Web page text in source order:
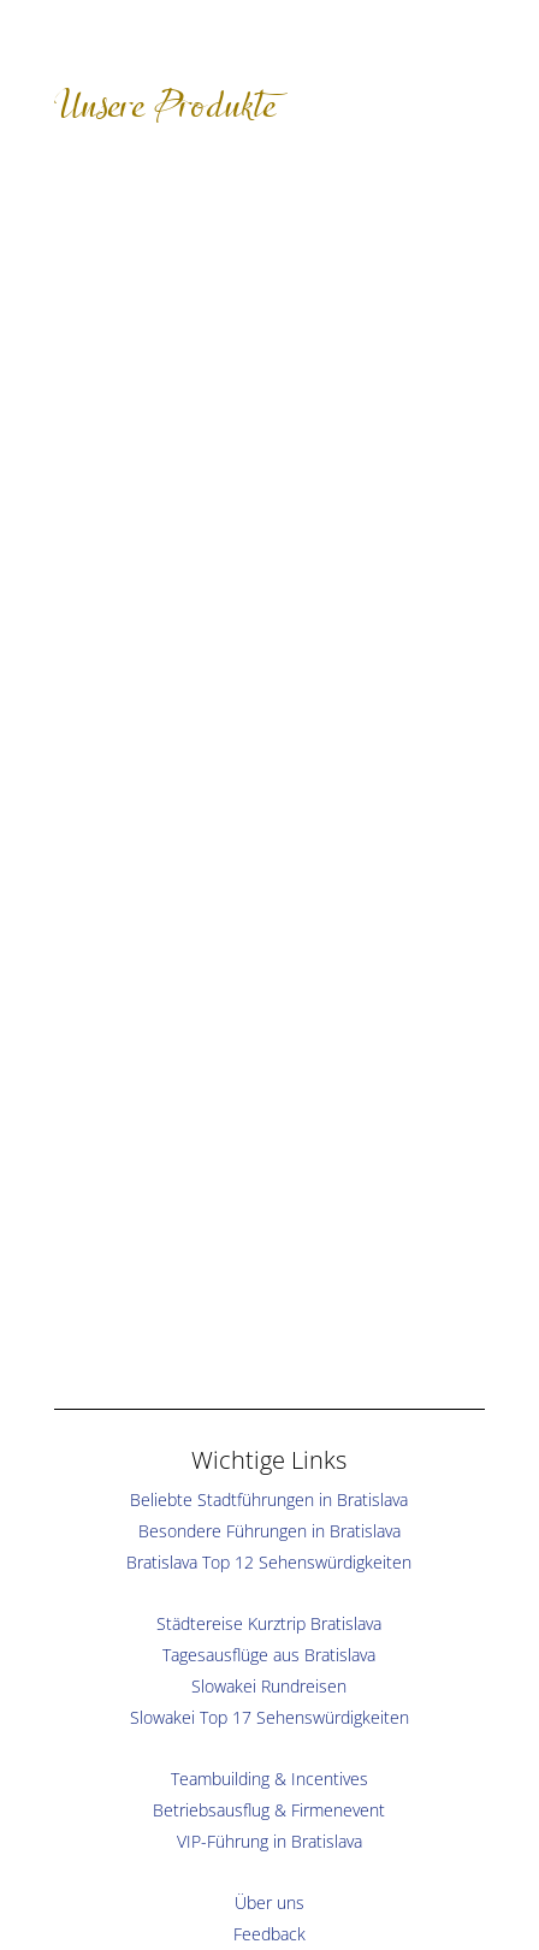
Unsere Produkte
Wichtige Links
Beliebte Stadtführungen in Bratislava
Besondere Führungen in Bratislava
Bratislava Top 12 Sehenswürdigkeiten
Städtereise Kurztrip Bratislava
Tagesausflüge aus Bratislava
Slowakei Rundreisen
Slowakei Top 17 Sehenswürdigkeiten
Teambuilding & Incentives
Betriebsausflug & Firmenevent
VIP-Führung in Bratislava
Über uns
Feedback